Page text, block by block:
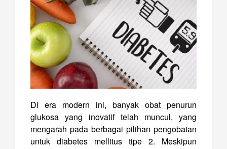
Di era modern ini, banyak obat penurun
glukosa yang inovatif telah muncul, yang
mengarah pada berbagai pilihan pengobatan
untuk diabetes mellitus tipe 2. Meskipun